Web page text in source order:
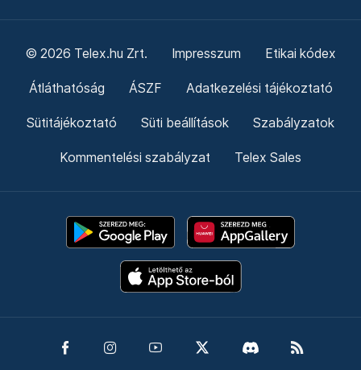
© 2026 Telex.hu Zrt. Impresszum Etikai kódex
Átláthatóság ÁSZF Adatkezelési tájékoztató
Sütitájékoztató Süti beállítások Szabályzatok
Kommentelési szabályzat Telex Sales